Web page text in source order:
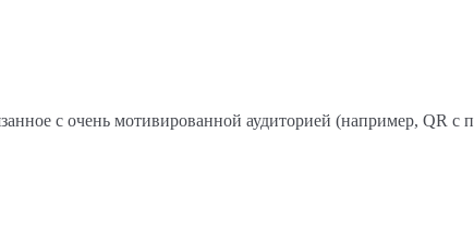
с очень мотивированной аудиторией (например, QR с